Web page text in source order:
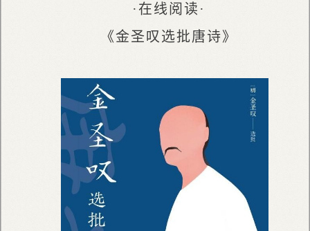
·在线阅读·
《金圣叹选批唐诗》